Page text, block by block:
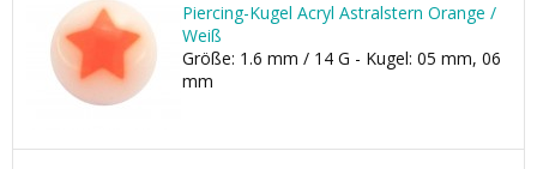
Piercing-Kugel Acryl Astralstern Orange /
Weiß
Größe: 1.6 mm / 14 G - Kugel: 05 mm, 06
mm